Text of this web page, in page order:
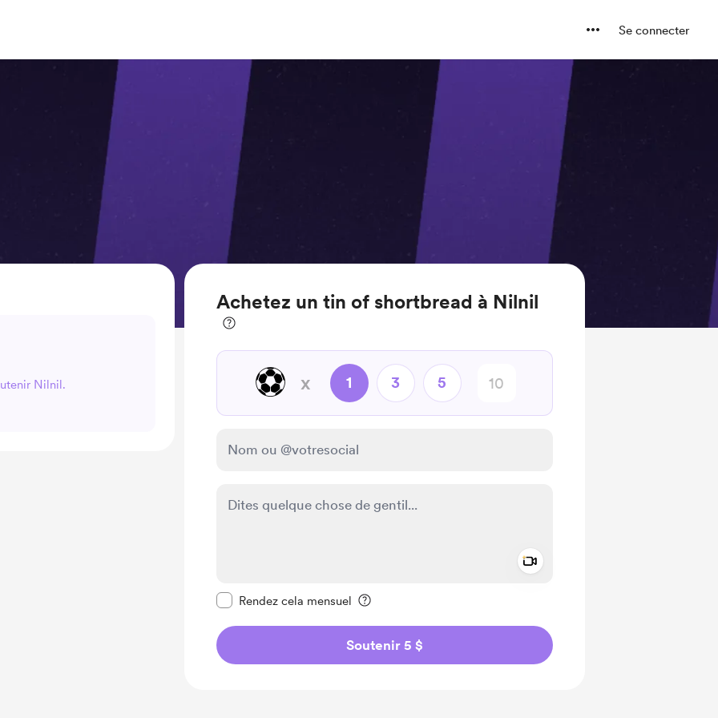
Se connecter
Achetez un tin of shortbread à Nilnil
⚽️ x 1 3 5
Rendez cela mensuel
Soutenir 5 $
Nilnil.